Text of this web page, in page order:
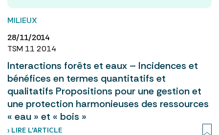
MILIEUX
28/11/2014
TSM 11 2014
Interactions forêts et eaux – Incidences et
bénéfices en termes quantitatifs et
qualitatifs Propositions pour une gestion et
une protection harmonieuses des ressources
« eau » et « bois »
› LIRE L’ARTICLE